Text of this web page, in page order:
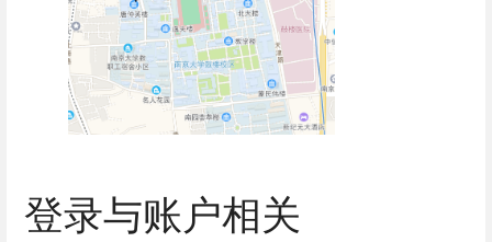
登录与账户相关